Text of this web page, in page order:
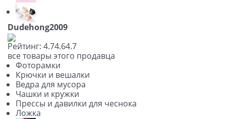
Dudehong2009
Рейтинг: 4.74.64.7
все товары этого продавца
Фоторамки
Крючки и вешалки
Ведра для мусора
Чашки и кружки
Прессы и давилки для чеснока
Ложка